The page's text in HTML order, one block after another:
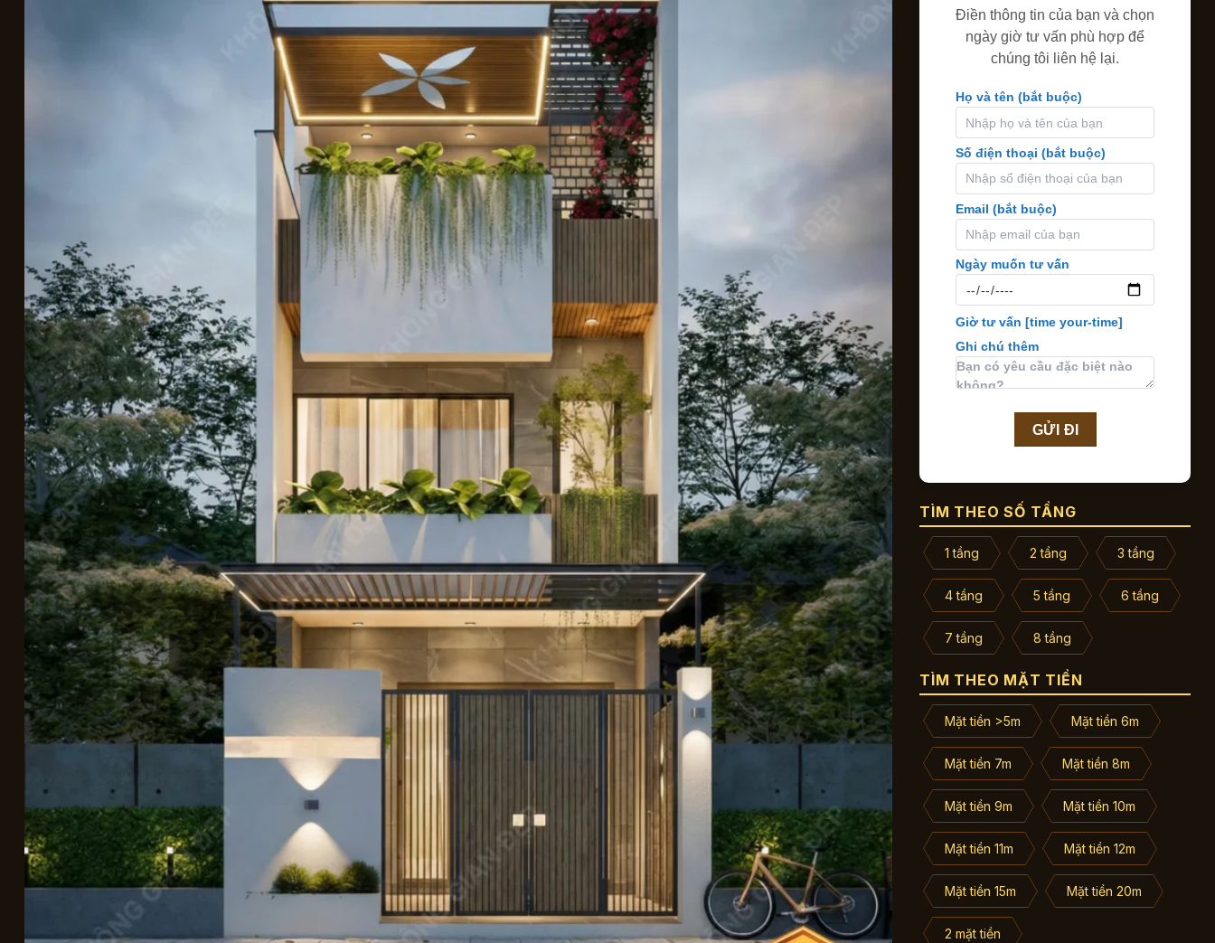
Điền thông tin của bạn và chọn
ngày giờ tư vấn phù hợp để
chúng tôi liên hệ lại.
Họ và tên (bắt buộc)
Số điện thoại (bắt buộc)
Email (bắt buộc)
Ngày muốn tư vấn
Giờ tư vấn [time your-time]
Ghi chú thêm
TÌM THEO SỐ TẦNG
1 tầng 2 tầng 3 tầng
4 tầng 5 tầng 6 tầng
7 tầng 8 tầng
TÌM THEO MẶT TIỀN
Mặt tiền >5m Mặt tiền 6m
Mặt tiền 7m Mặt tiền 8m
Mặt tiền 9m Mặt tiền 10m
Mặt tiền 11m Mặt tiền 12m
Mặt tiền 15m Mặt tiền 20m
2 mặt tiền